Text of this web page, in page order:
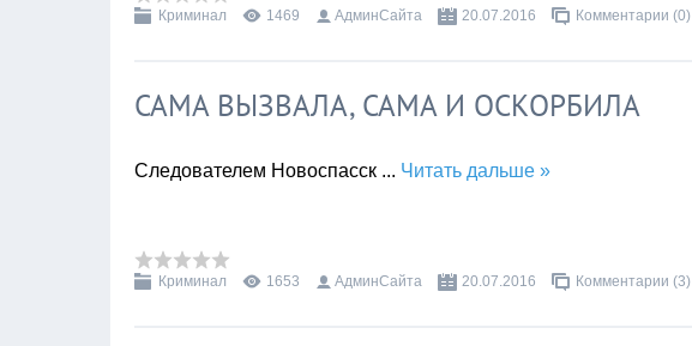
Криминал 1469 АдминСайта 20.07.2016 Комментарии (0)
САМА ВЫЗВАЛА, САМА И ОСКОРБИЛА
Следователем Новоспасск ... Читать дальше »
Криминал 1653 АдминСайта 20.07.2016 Комментарии (3)